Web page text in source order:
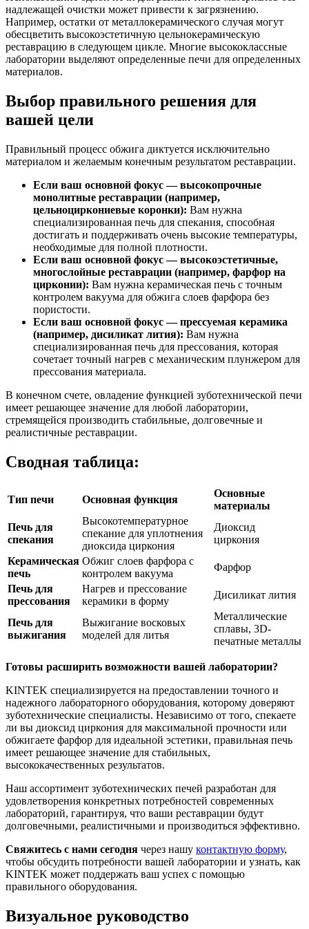
надлежащей очистки может привести к загрязнению.
Например, остатки от металлокерамического случая могут
обесцветить высокоэстетичную цельнокерамическую
реставрацию в следующем цикле. Многие высококлассные
лаборатории выделяют определенные печи для определенных
материалов.
Выбор правильного решения для
вашей цели
Правильный процесс обжига диктуется исключительно
материалом и желаемым конечным результатом реставрации.
Если ваш основной фокус — высокопрочные
монолитные реставрации (например,
цельноциркониевые коронки): Вам нужна
специализированная печь для спекания, способная
достигать и поддерживать очень высокие температуры,
необходимые для полной плотности.
Если ваш основной фокус — высокоэстетичные,
многослойные реставрации (например, фарфор на
цирконии): Вам нужна керамическая печь с точным
контролем вакуума для обжига слоев фарфора без
пористости.
Если ваш основной фокус — прессуемая керамика
(например, дисиликат лития): Вам нужна
специализированная печь для прессования, которая
сочетает точный нагрев с механическим плунжером для
прессования материала.
В конечном счете, овладение функцией зуботехнической печи
имеет решающее значение для любой лаборатории,
стремящейся производить стабильные, долговечные и
реалистичные реставрации.
Сводная таблица:
Тип печи Основная функция
Основные
материалы
Печь для
спекания
Высокотемпературное
спекание для уплотнения
диоксида циркония
Диоксид
циркония
Керамическая
печь
Обжиг слоев фарфора с
контролем вакуума
Фарфор
Печь для
прессования
Нагрев и прессование
керамики в форму
Дисиликат лития
Печь для
выжигания
Выжигание восковых
моделей для литья
Металлические
сплавы, 3D-
печатные металлы
Готовы расширить возможности вашей лаборатории?
KINTEK специализируется на предоставлении точного и
надежного лабораторного оборудования, которому доверяют
зуботехнические специалисты. Независимо от того, спекаете
ли вы диоксид циркония для максимальной прочности или
обжигаете фарфор для идеальной эстетики, правильная печь
имеет решающее значение для стабильных,
высококачественных результатов.
Наш ассортимент зуботехнических печей разработан для
удовлетворения конкретных потребностей современных
лабораторий, гарантируя, что ваши реставрации будут
долговечными, реалистичными и производиться эффективно.
Свяжитесь с нами сегодня через нашу контактную форму,
чтобы обсудить потребности вашей лаборатории и узнать, как
KINTEK может поддержать ваш успех с помощью
правильного оборудования.
Визуальное руководство